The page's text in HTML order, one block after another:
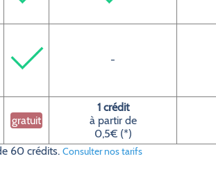
-
gratuit
1 crédit
à partir de
0,5€ (*)
60 crédits. Consulter nos tarifs